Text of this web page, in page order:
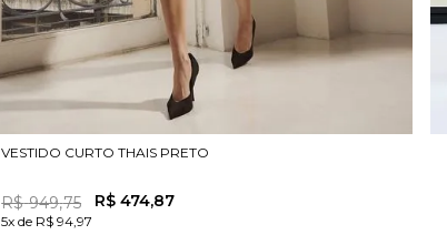
VESTIDO CURTO THAIS PRETO
R$ 949,75 R$ 474,87
5x de R$ 94,97